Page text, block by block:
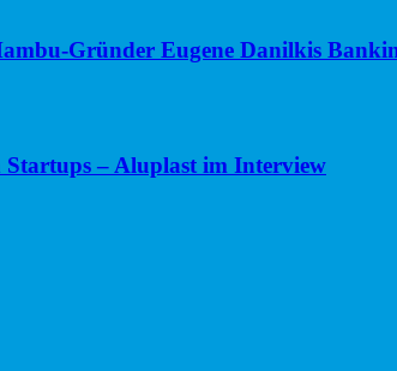
Gründer Eugene Danilkis
– Aluplast im Interview